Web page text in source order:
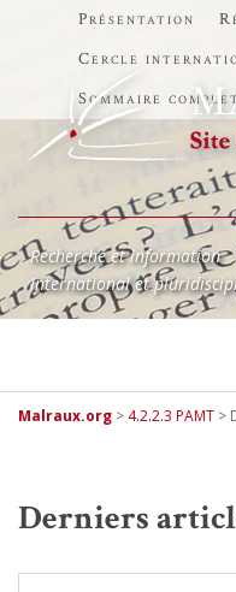
Présentation
Cercle
Sommaire
Recherche et information
International et
Malraux.org > 4.2.2.3 PAMT >
Derniers